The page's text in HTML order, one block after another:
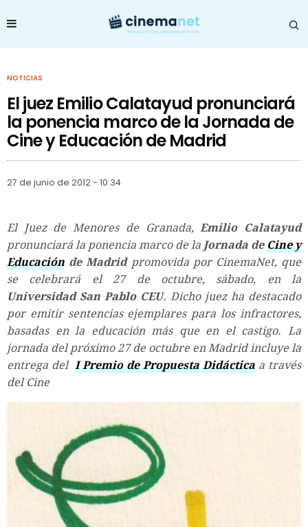
NOTICIAS
El juez Emilio Calatayud pronunciará
la ponencia marco de la Jornada de
Cine y Educación de Madrid
27 de junio de 2012 - 10:34
El Juez de Menores de Granada,Emilio Calatayud
pronunciará la ponencia marco de la Jornada deCine y
Educación de Madridpromovida por CinemaNet, que
se celebrará el 27 de octubre, sábado, en la
Universidad San Pablo CEU. Dicho juez ha destacado
por emitir sentencias ejemplares para los infractores,
basadas en la educación más que en el castigo. La
jornada del próximo 27 de octubre en Madrid incluye la
entrega del I Premio de Propuesta Didáctica a través
del Cine